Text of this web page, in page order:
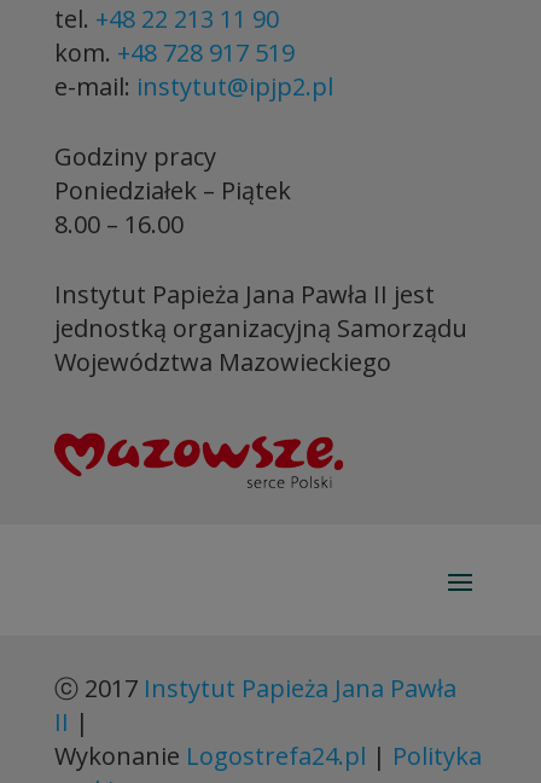
tel. +48 22 213 11 90
kom. +48 728 917 519
e-mail: instytut@ipjp2.pl
Godziny pracy
Poniedziałek – Piątek
8.00 – 16.00
Instytut Papieża Jana Pawła II jest
jednostką organizacyjną Samorządu
Województwa Mazowieckiego
ⓒ 2017 Instytut Papieża Jana Pawła
II |
Wykonanie Logostrefa24.pl | Polityka